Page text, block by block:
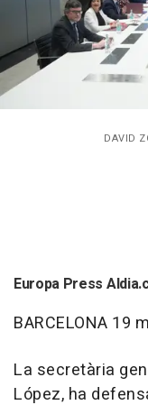
DAVID
Europa Press
BARCELONA 19
La secretària
López, ha